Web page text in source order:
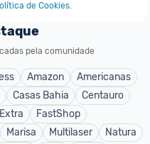
de Cookies.
pela comunidade
Amazon
Americanas
Casas Bahia
Centauro
Extra
FastShop
Marisa Multilaser
Natura